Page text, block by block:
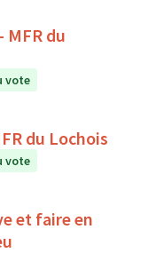
MFR du
vote
du Lochois
vote
et faire en